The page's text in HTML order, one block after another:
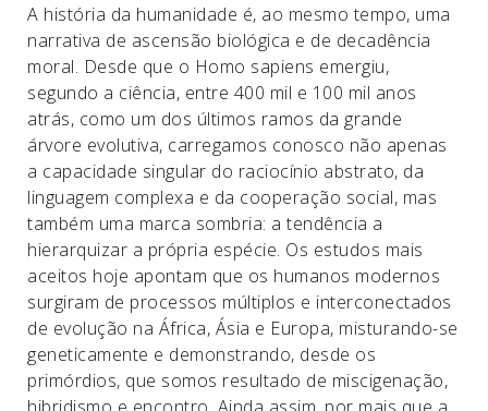
A história da humanidade é, ao mesmo tempo, uma
narrativa de ascensão biológica e de decadência
moral. Desde que o Homo sapiens emergiu,
segundo a ciência, entre 400 mil e 100 mil anos
atrás, como um dos últimos ramos da grande
árvore evolutiva, carregamos conosco não apenas
a capacidade singular do raciocínio abstrato, da
linguagem complexa e da cooperação social, mas
também uma marca sombria: a tendência a
hierarquizar a própria espécie. Os estudos mais
aceitos hoje apontam que os humanos modernos
surgiram de processos múltiplos e interconectados
de evolução na África, Ásia e Europa, misturando-se
geneticamente e demonstrando, desde os
primórdios, que somos resultado de miscigenação,